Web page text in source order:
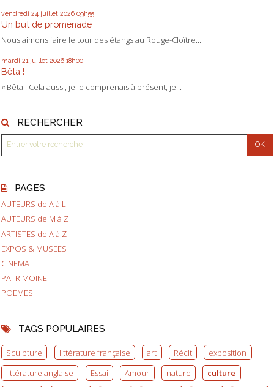
vendredi 24 juillet 2026 09h55
Un but de promenade
Nous aimons faire le tour des étangs au Rouge-Cloître...
mardi 21 juillet 2026 18h00
Bêta !
« Bêta ! Cela aussi, je le comprenais à présent, je...
RECHERCHER
PAGES
AUTEURS de A à L
AUTEURS de M à Z
ARTISTES de A à Z
EXPOS & MUSEES
CINEMA
PATRIMOINE
POEMES
TAGS POPULAIRES
Sculpture littérature française art Récit
exposition
littérature anglaise
Essai Amour nature
culture